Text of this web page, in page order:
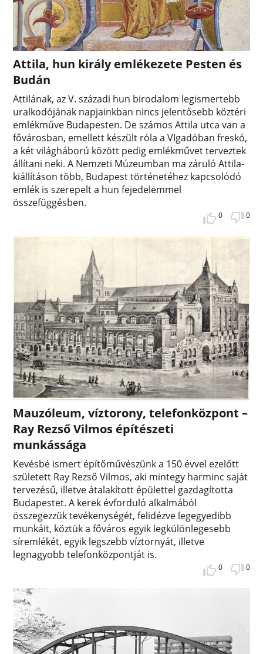
Attila, hun király emlékezete Pesten és
Budán
Attilának, az V. századi hun birodalom legismertebb
uralkodójának napjainkban nincs jelentősebb köztéri
emlékműve Budapesten. De számos Attila utca van a
fővárosban, emellett készült róla a VIgadóban freskó,
a két világháború között pedig emlékművet terveztek
állítani neki. A Nemzeti Múzeumban ma záruló Attila-
kiállításon több, Budapest történetéhez kapcsolódó
emlék is szerepelt a hun fejedelemmel
összefüggésben.
0 0
Mauzóleum, víztorony, telefonközpont –
Ray Rezső Vilmos építészeti
munkássága
Kevésbé ismert építőművészünk a 150 évvel ezelőtt
született Ray Rezső Vilmos, aki mintegy harminc saját
tervezésű, illetve átalakított épülettel gazdagította
Budapestet. A kerek évforduló alkalmából
összegezzük tevékenységét, felidézve legegyedibb
munkáit, köztük a főváros egyik legkülönlegesebb
síremlékét, egyik legszebb víztornyát, illetve
legnagyobb telefonközpontját is.
0 0